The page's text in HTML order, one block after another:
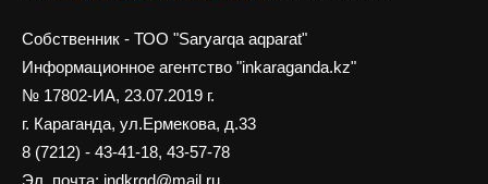
Собственник - ТОО "Saryarqa aqparat"
Информационное агентство "inkaraganda.kz"
№ 17802-ИА, 23.07.2019 г.
г. Караганда, ул.Ермекова, д.33
8 (7212) - 43-41-18, 43-57-78
Эл. почта: indkrgd@mail.ru